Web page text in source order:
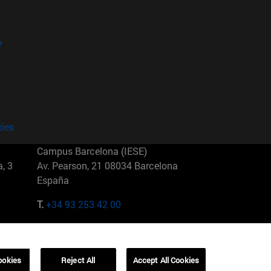
3
Campus Barcelona (IESE)
Av. Pearson, 21 08034 Barcelona
España
T.+34 93 253 42 00
01321001 Bela Vista Brasil
Reject All Accept All Cookies